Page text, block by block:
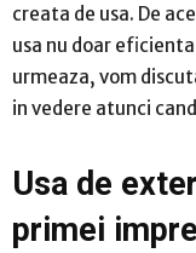
creata de usa. De
usa nu doar
urmeaza, vom
in vedere atunci
Usa de
primei